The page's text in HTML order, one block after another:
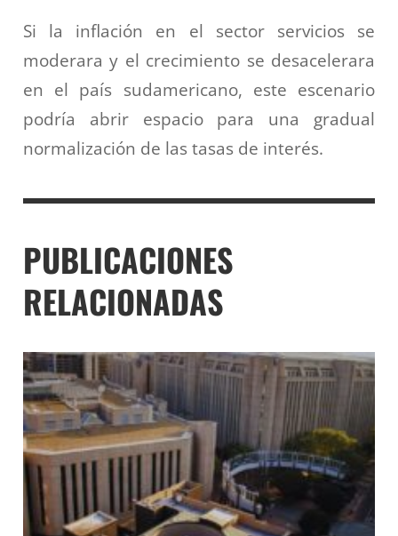
Si la inflación en el sector servicios se
moderara y el crecimiento se desacelerara
en el país sudamericano, este escenario
podría abrir espacio para una gradual
normalización de las tasas de interés.
PUBLICACIONES
RELACIONADAS